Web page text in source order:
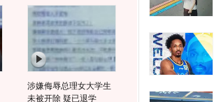
涉嫌侮辱总理女大学生
未被开除 疑已退学